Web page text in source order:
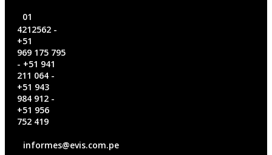
01
4212562‬ -
+51
969 175 795
- +51 941
211 064 -
+51 943
984 912 -
+51 956
752 419
informes@evis.com.pe